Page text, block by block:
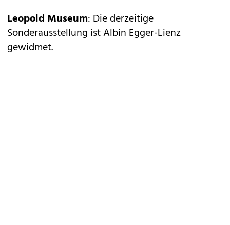
Leopold Museum: Die derzeitige
Sonderausstellung ist Albin Egger-Lienz
gewidmet.